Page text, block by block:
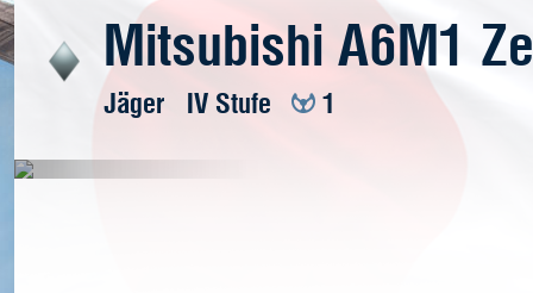
Mitsubishi A6M1
Jäger IV Stufe 1